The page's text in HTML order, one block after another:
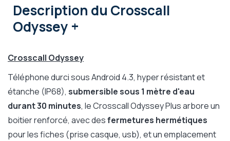
Description du Crosscall
Odyssey +
Crosscall Odyssey
Téléphone durci sous Android 4.3, hyper résistant et
étanche (IP68), submersible sous 1 mètre d'eau
durant 30 minutes, le Crosscall Odyssey Plus arbore un
boitier renforcé, avec desfermetures hermétiques
pour les fiches (prise casque, usb), et un emplacement